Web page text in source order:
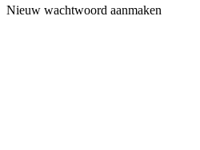
Nieuw wachtwoord aanmaken